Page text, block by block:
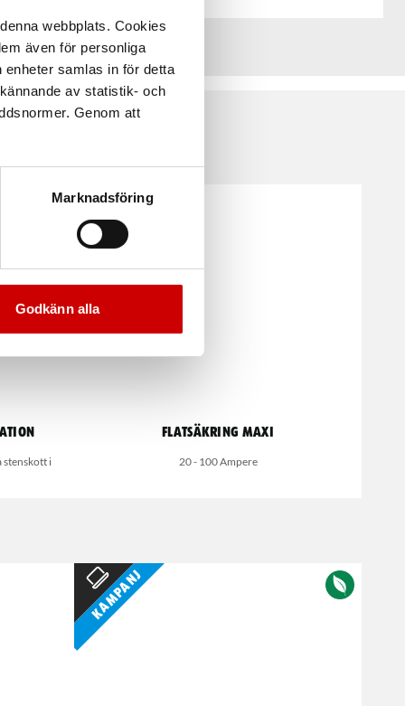
webbplats. Cookies
även för personliga
samlas in för detta
av statistik- och
Genom att
Marknadsföring
Godkänn alla
stenskott i
Flatsäkring Maxi
20 - 100 Ampere
Kampanj